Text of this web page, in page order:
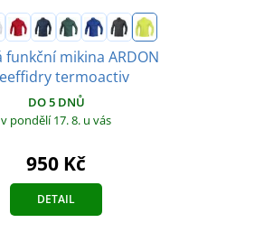
funkční mikina ARDON
termoactiv
DO 5 DNŮ
v pondělí 17. 8. u vás
950 Kč
DETAIL